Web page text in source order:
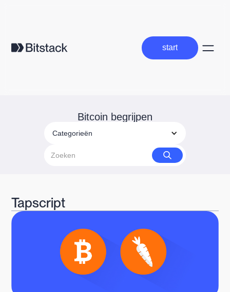
start
start
Bitcoin begrijpen
Categorieën
Tapscript